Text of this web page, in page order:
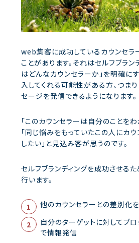
web集客に成功しているカウンセラ
ことがあります。それはセルフブラン
はどんなカウンセラーか」を明確に
入してくれる可能性がある方、つま
セージを発信できるようになります。
「このカウンセラーは自分のことをわ
「同じ悩みをもっていたこの人にカ
したい」と見込み客が思うのです。
セルフブランディングを成功させる
行います。
他のカウンセラーとの差別化
自分のターゲットに対してブ
で情報発信